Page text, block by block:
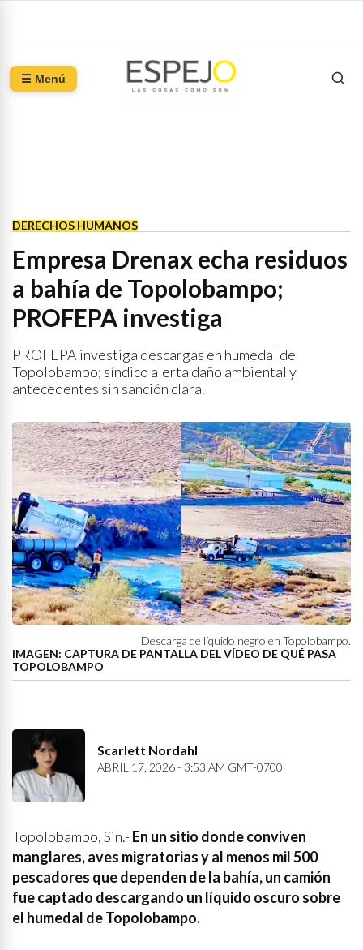
☰ Menú
DERECHOS HUMANOS
Empresa Drenax echa residuos
a bahía de Topolobampo;
PROFEPA investiga
PROFEPA investiga descargas en humedal de
Topolobampo; síndico alerta daño ambiental y
antecedentes sin sanción clara.
Descarga de líquido negro en Topolobampo.
IMAGEN: CAPTURA DE PANTALLA DEL VÍDEO DE QUÉ PASA
TOPOLOBAMPO
Scarlett Nordahl
ABRIL 17, 2026 - 3:53 AM GMT-0700
Topolobampo, Sin.- En un sitio donde conviven
manglares, aves migratorias y al menos mil 500
pescadores que dependen de la bahía, un camión
fue captado descargando un líquido oscuro sobre
el humedal de Topolobampo.